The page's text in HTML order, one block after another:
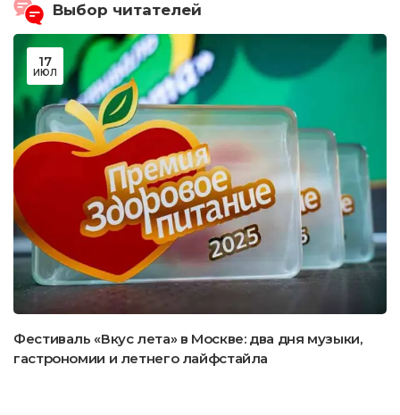
Выбор читателей
17
ИЮЛ
Фестиваль «Вкус лета» в Москве: два дня музыки,
гастрономии и летнего лайфстайла